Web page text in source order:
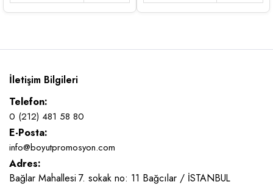
İletişim Bilgileri
Telefon:
0 (212) 481 58 80
E-Posta:
info@boyutpromosyon.com
Adres:
Bağlar Mahallesi 7. sokak no: 11 Bağcılar / İSTANBUL